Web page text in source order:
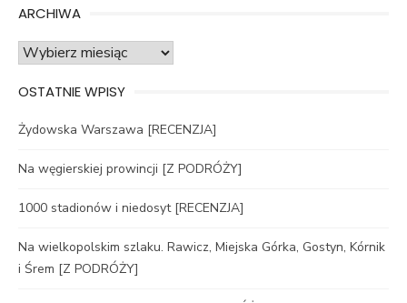
ARCHIWA
Archiwa
OSTATNIE WPISY
Żydowska Warszawa [RECENZJA]
Na węgierskiej prowincji [Z PODRÓŻY]
1000 stadionów i niedosyt [RECENZJA]
Na wielkopolskim szlaku. Rawicz, Miejska Górka, Gostyn, Kórnik
i Śrem [Z PODRÓŻY]